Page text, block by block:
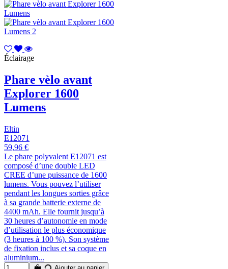
Éclairage
Phare vèlo avant
Explorer 1600
Lumens
Eltin
E12071
59,96 €
Le phare polyvalent E12071 est
composé d’une double LED
CREE d’une puissance de 1600
lumens. Vous pouvez l’utiliser
pendant les longues sorties grâce
à sa grande batterie externe de
4400 mAh. Elle fournit jusqu’à
30 heures d’autonomie en mode
d’utilisation le plus économique
(3 heures à 100 %). Son système
de fixation inclus et sa coque en
aluminium...